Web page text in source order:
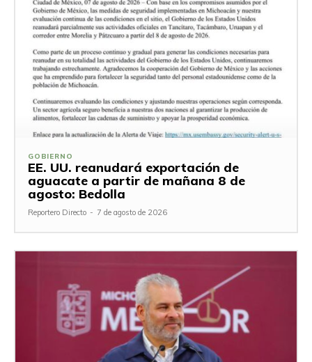
GOBIERNO
EE. UU. reanudará exportación de
aguacate a partir de mañana 8 de
agosto: Bedolla
Reportero Directo - 7 de agosto de 2026